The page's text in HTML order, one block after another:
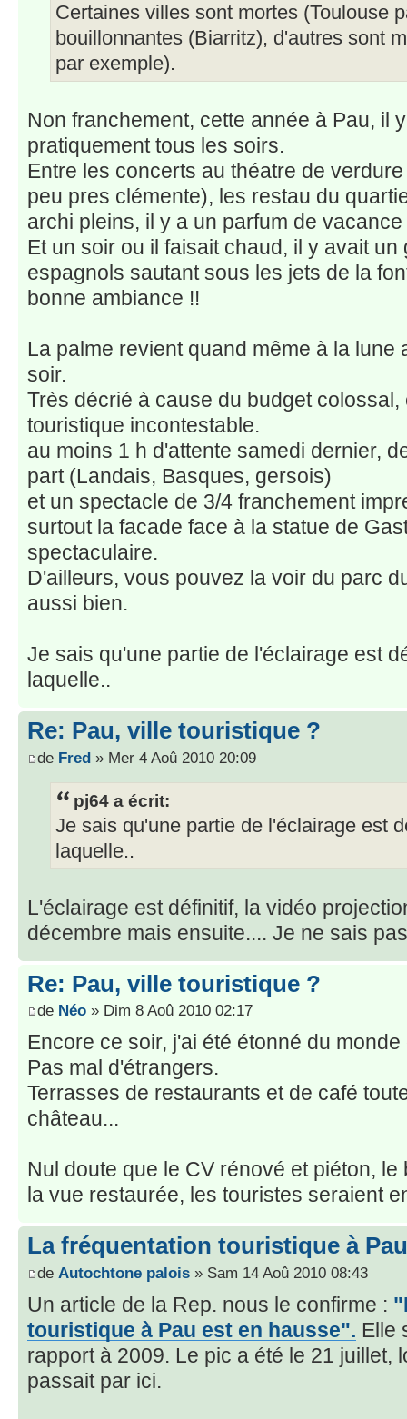
Certaines villes sont mortes (Toulouse
bouillonnantes (Biarritz), d'autres sont
par exemple).
Non franchement, cette année à Pau, il
pratiquement tous les soirs.
Entre les concerts au théatre de
peu pres clémente), les restau du
archi pleins, il y a un parfum de
Et un soir ou il faisait chaud, il y avait
espagnols sautant sous les jets de la
bonne ambiance !!
La palme revient quand même à la lune
soir.
Très décrié à cause du budget
touristique incontestable.
au moins 1 h d'attente samedi dernier,
part (Landais, Basques, gersois)
et un spectacle de 3/4 franchement
surtout la facade face à la statue de
spectaculaire.
D'ailleurs, vous pouvez la voir du parc
aussi bien.
Je sais qu'une partie de l'éclairage est
laquelle..
Re: Pau, ville touristique ?
de Fred » Mer 4 Aoû 2010 20:09
pj64 a écrit:
Je sais qu'une partie de l'éclairage est
laquelle..
L'éclairage est définitif, la vidéo
décembre mais ensuite.... Je ne sais
Re: Pau, ville touristique ?
de Néo » Dim 8 Aoû 2010 02:17
Encore ce soir, j'ai été étonné du
Pas mal d'étrangers.
Terrasses de restaurants et de café
château...
Nul doute que le CV rénové et piéton,
la vue restaurée, les touristes seraient
La fréquentation touristique à
de Autochtone palois » Sam 14 Aoû 2010 08:43
Un article de la Rep. nous le confirme :
touristique à Pau est en hausse". Elle
rapport à 2009. Le pic a été le 21 juillet,
passait par ici.